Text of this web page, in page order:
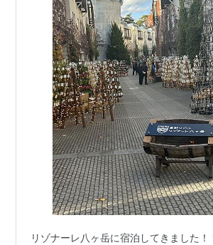
リゾナーレ八ヶ岳に宿泊してきました！